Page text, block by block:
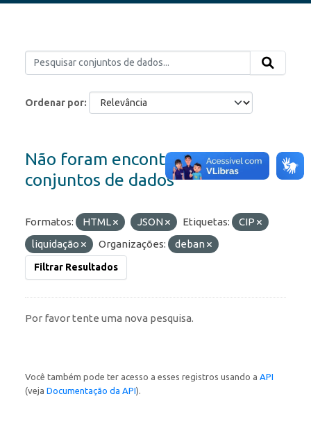
Ordenar por
Não foram encontrados
conjuntos de dados
Formatos: HTML JSON Etiquetas:
CIP
liquidação
Organizações: deban
Filtrar Resultados
Por favor tente uma nova pesquisa.
Você também pode ter acesso a esses registros usando a API
(veja Documentação da API).